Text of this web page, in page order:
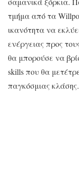
τμήμα από τα
ικανότητα να
ενέργειας προς
θα μπορούσε να
skills που θα
παγκόσμιας κλάσης.